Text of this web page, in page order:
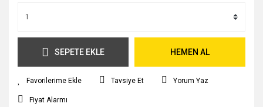
SEPETE EKLE HEMEN AL
Tavsiye Et Yorum Yaz
Fiyat Alarmı